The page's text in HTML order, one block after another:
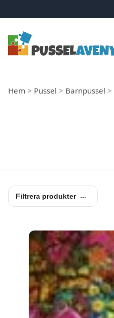
Hoppa till innehåll
Hem > Pussel > Barnpussel >
Filtrera produkter …